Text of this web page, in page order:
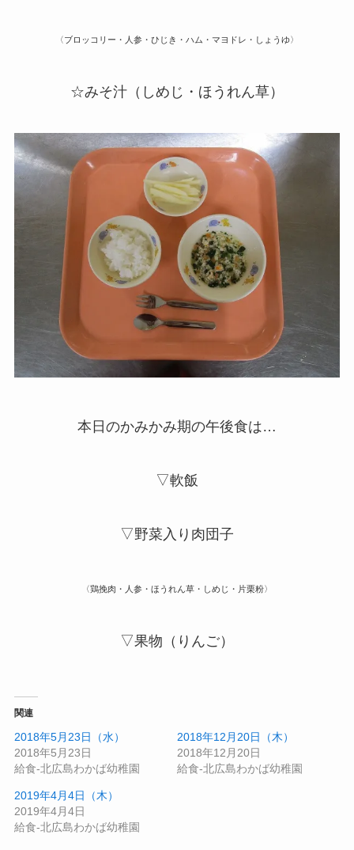
〈ブロッコリー・人参・ひじき・ハム・マヨドレ・しょうゆ〉
☆みそ汁（しめじ・ほうれん草）
本日のかみかみ期の午後食は…
▽軟飯
▽野菜入り肉団子
〈鶏挽肉・人参・ほうれん草・しめじ・片栗粉〉
▽果物（りんご）
関連
2018年5月23日（水）
2018年5月23日
給食-北広島わかば幼稚園
2018年12月20日（木）
2018年12月20日
給食-北広島わかば幼稚園
2019年4月4日（木）
2019年4月4日
給食-北広島わかば幼稚園